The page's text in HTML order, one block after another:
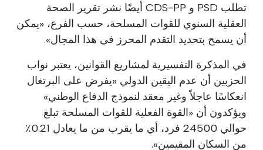
تطلب PSD و CDS-PP أيضًا نشر تقرير الصحة
العقلية السنوي للقوات المسلحة، حسب الفرع، «يمكن
أن يسمح بتحديد التقدم المحرز في هذا المجال».
في المذكرة التفسيرية لمشاريع القوانين، يعتبر نواب
الحزبين أن عدم اليقين الدولي «يفرض على البرتغال
انعكاسًا عاجلاً وغير معقد لنموذج الدفاع الوطني»
ويؤكدون أن «القوة الفعلية للقوات المسلحة تبلغ
حوالي 24500 فرد، أي ما يقرب من ما يعادل 0.21٪
من السكان المقيمين».